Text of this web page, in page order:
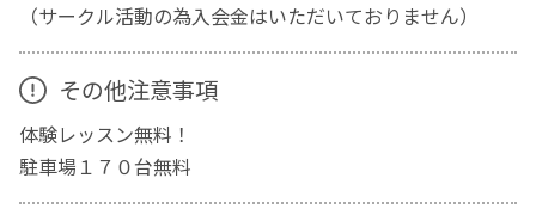
（サークル活動の為入会金はいただいておりません）
その他注意事項
体験レッスン無料！
駐車場１７０台無料